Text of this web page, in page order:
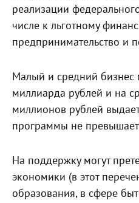
реализации
числе к льготному
предпринимательство и
Малый и средний бизнес
миллиарда рублей и на
миллионов рублей
программы не
На поддержку могут
экономики (в этот
образования, в сфере